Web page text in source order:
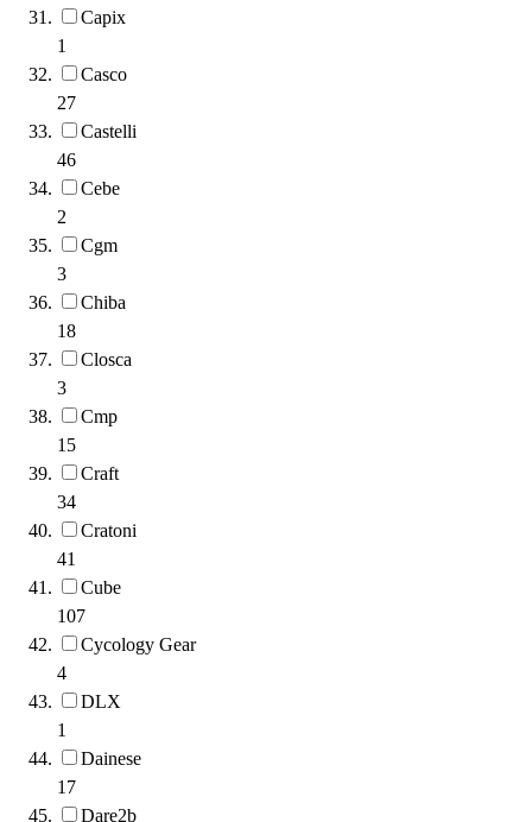
Capix
1
Casco
27
Castelli
46
Cebe
2
Cgm
3
Chiba
18
Closca
3
Cmp
15
Craft
34
Cratoni
41
Cube
107
Cycology Gear
4
DLX
1
Dainese
17
Dare2b